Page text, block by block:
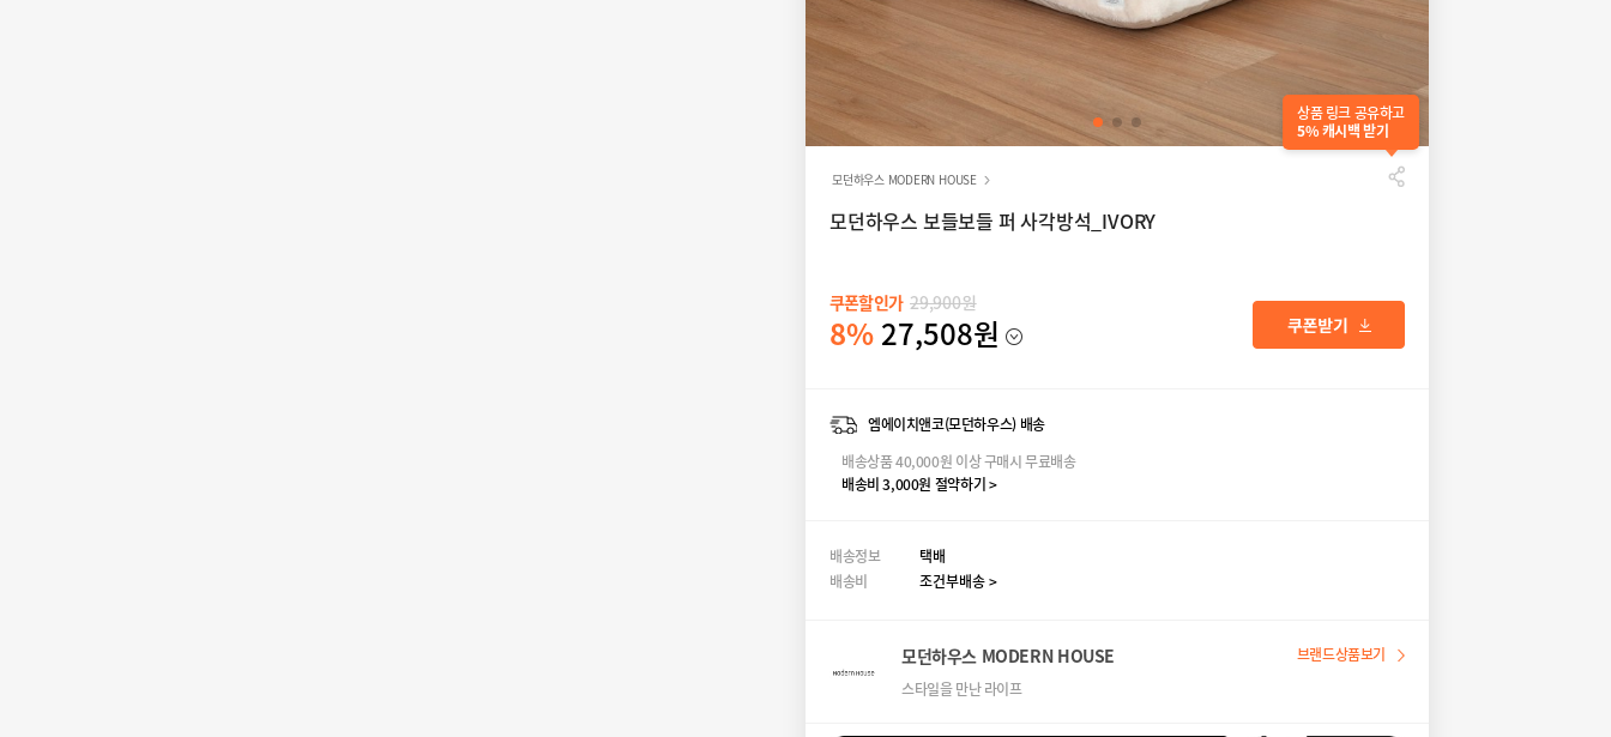
상품 링크 공유하고
5% 캐시백 받기
모던하우스 MODERN HOUSE
모던하우스 보들보들 퍼 사각방석_IVORY
쿠폰할인가 29,900원
8% 27,508원
엠에이치앤코(모던하우스) 배송
배송상품 40,000원 이상 구매시 무료배송
배송비 3,000원 절약하기 >
배송정보
택배
배송비
조건부배송 >
모던하우스 MODERN HOUSE
스타일을 만난 라이프
브랜드상품보기